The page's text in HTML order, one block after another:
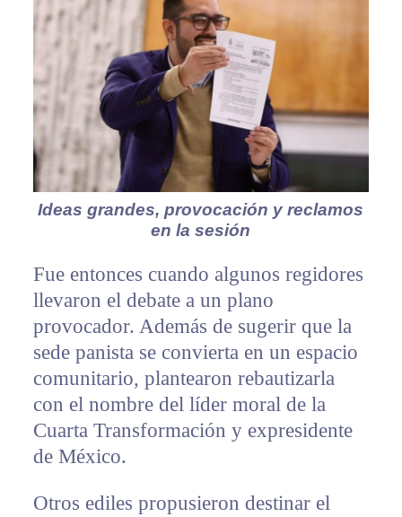
Ideas grandes, provocación y reclamos
en la sesión
Fue entonces cuando algunos regidores
llevaron el debate a un plano
provocador. Además de sugerir que la
sede panista se convierta en un espacio
comunitario, plantearon rebautizarla
con el nombre del líder moral de la
Cuarta Transformación y expresidente
de México.
Otros ediles propusieron destinar el